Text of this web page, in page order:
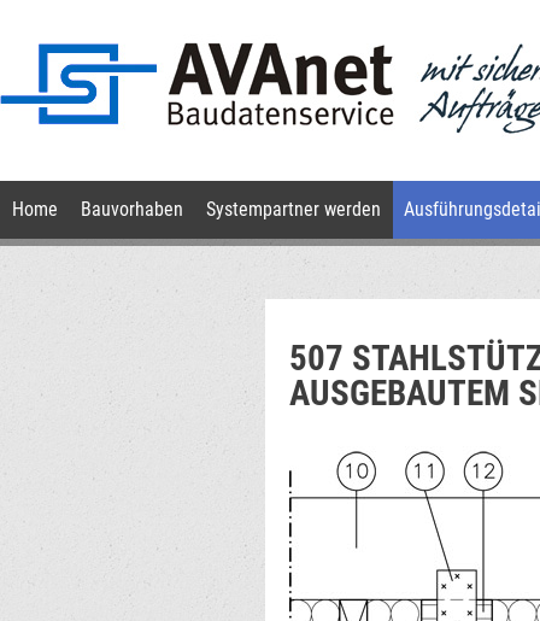
Navigation
Home Bauvorhaben Systempartner werden
507
AUSGEBAUTEM